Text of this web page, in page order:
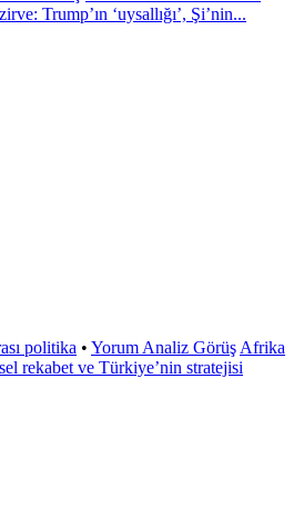
Trump’ın ‘uysallığı’, Şi’nin...
politika • Yorum Analiz Görüş Afrika
rekabet ve Türkiye’nin stratejisi